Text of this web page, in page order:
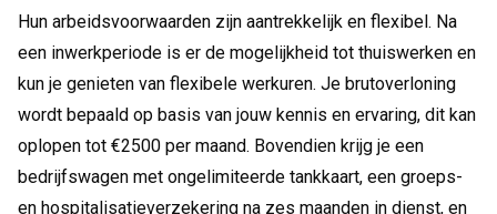
Hun arbeidsvoorwaarden zijn aantrekkelijk en flexibel. Na
een inwerkperiode is er de mogelijkheid tot thuiswerken en
kun je genieten van flexibele werkuren. Je brutoverloning
wordt bepaald op basis van jouw kennis en ervaring, dit kan
oplopen tot €2500 per maand. Bovendien krijg je een
bedrijfswagen met ongelimiteerde tankkaart, een groeps-
en hospitalisatieverzekering na zes maanden in dienst, en